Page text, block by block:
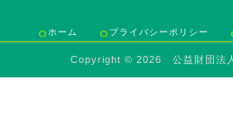
ホーム プライバシーポリシー
Copyright ©2026 公益財団法